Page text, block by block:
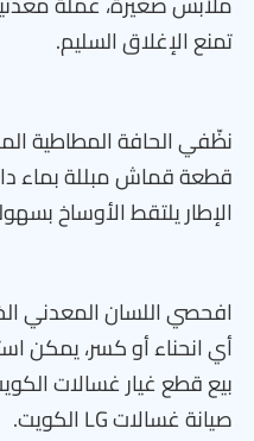
تمنع الإغلاق السليم.
نظّفي الحافة المطاطية
قطعة قماش مبللة بماء
الإطار يلتقط الأوساخ
افحصي اللسان المعدني
أي انحناء أو كسر، يمكن
بيع قطع غيار غسالات
صيانة غسالات LG الكويت.